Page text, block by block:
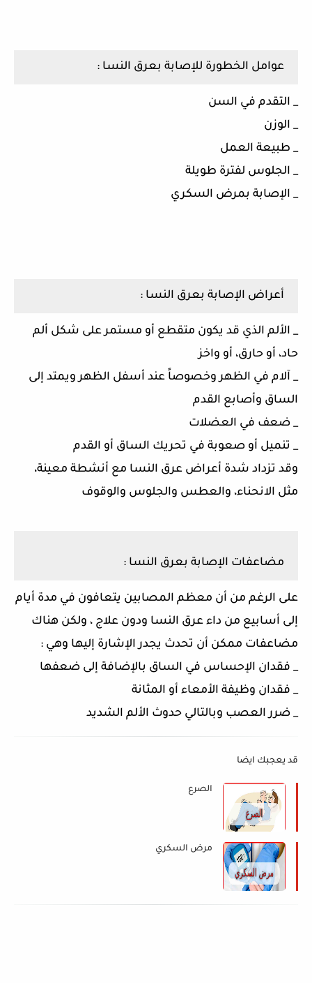
عوامل الخطورة للإصابة بعرق النسا :
_ التقدم في السن
_ الوزن
_ طبيعة العمل
_ الجلوس لفترة طويلة
_ الإصابة بمرض السكري
أعراض الإصابة بعرق النسا :
_ الألم الذي قد يكون متقطع أو مستمر على شكل ألم
حاد، أو حارق، أو واخز
_ آلام في الظهر وخصوصاً عند أسفل الظهر ويمتد إلى
الساق وأصابع القدم
_ ضعف في العضلات
_ تنميل أو صعوبة في تحريك الساق أو القدم
وقد تزداد شدة أعراض عرق النسا مع أنشطة معينة،
مثل الانحناء، والعطس والجلوس والوقوف
مضاعفات الإصابة بعرق النسا :
على الرغم من أن معظم المصابين يتعافون في مدة أيام
إلى أسابيع من داء عرق النسا ودون علاج ، ولكن هناك
مضاعفات ممكن أن تحدث يجدر الإشارة إليها وهي :
_ فقدان الإحساس في الساق بالإضافة إلى ضعفها
_ فقدان وظيفة الأمعاء أو المثانة
_ ضرر العصب وبالتالي حدوث الألم الشديد
قد يعجبك ايضا
الصرع
مرض السكري